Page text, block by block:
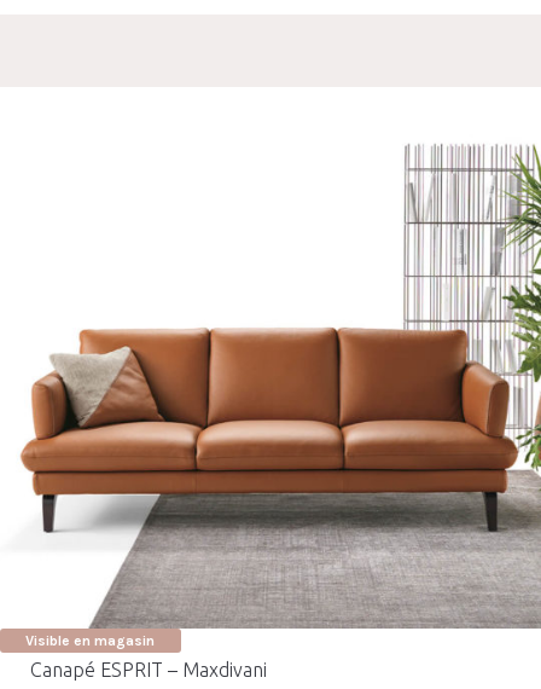
Visible en magasin
Canapé ESPRIT – Maxdivani